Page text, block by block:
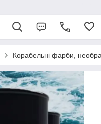
Корабельні фарби,